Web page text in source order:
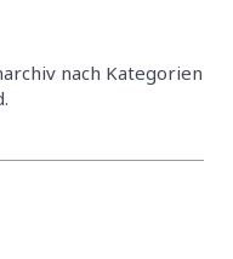
nach Kategorien